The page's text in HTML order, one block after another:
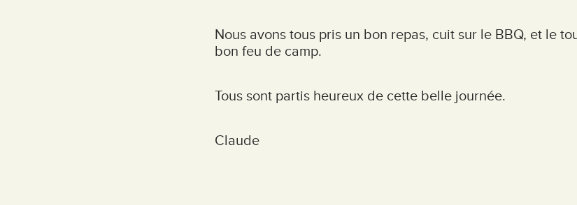
Nous avons tous pris un bon repas, cuit sur le BBQ, et le
bon feu de camp.
Tous sont partis heureux de cette belle journée.
Claude